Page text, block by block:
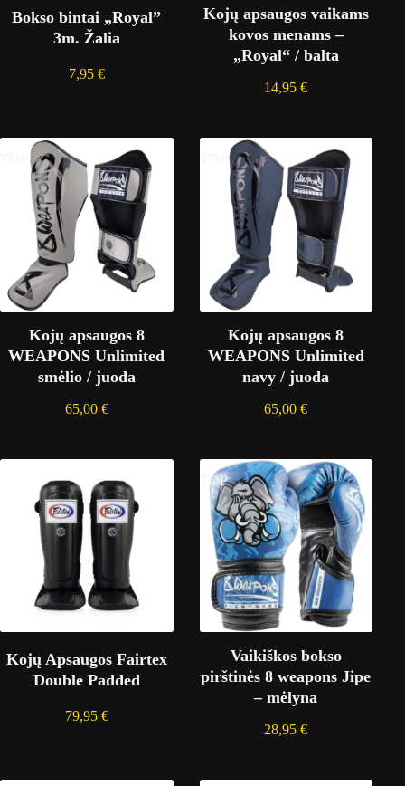
Bokso bintai „Royal”
3m. Žalia
7,95 €
Kojų apsaugos vaikams
kovos menams –
„Royal“ / balta
14,95€
Kojų apsaugos 8
WEAPONS Unlimited
smėlio / juoda
65,00 €
Kojų apsaugos 8
WEAPONS Unlimited
navy / juoda
65,00€
Kojų Apsaugos Fairtex
Double Padded
79,95 €
TOP
Vaikiškos bokso
pirštinės 8 weapons Jipe
– mėlyna
28,95€